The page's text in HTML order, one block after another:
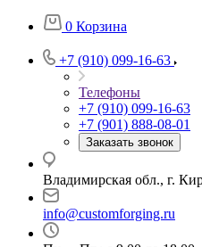
0 Корзина
+7 (910) 099-16-63
Телефоны
+7 (910) 099-16-63
+7 (901) 888-08-01
Заказать звонок
Владимирская обл., г.
info@customforging.ru